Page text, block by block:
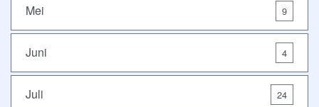
Mei 9
Juni 4
Juli 24